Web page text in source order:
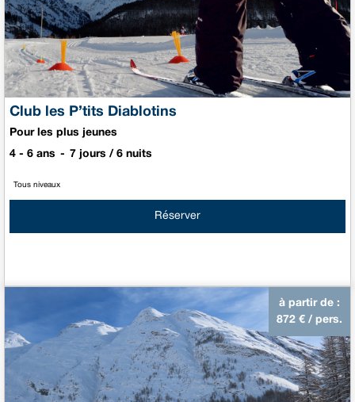
Club les P’tits Diablotins
Pour les plus jeunes
4 - 6 ans 7 jours / 6 nuits
Tous niveaux
Réserver
à partir de :
872 € / pers.